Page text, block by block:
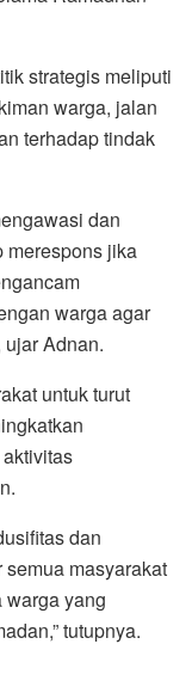
strategis meliputi
warga, jalan
terhadap tindak
dan
merespons jika
warga agar
Adnan.
untuk turut
dan
masyarakat
warga yang
tutupnya.